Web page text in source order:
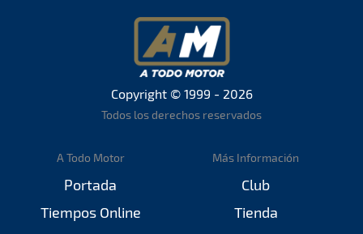
Copyright © 1999 - 2026
Todos los derechos reservados
A Todo Motor
Portada
Tiempos Online
Más Información
Club
Tienda